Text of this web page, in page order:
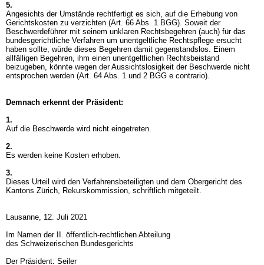
5.
Angesichts der Umstände rechtfertigt es sich, auf die Erhebung von
Gerichtskosten zu verzichten (Art. 66 Abs. 1 BGG). Soweit der
Beschwerdeführer mit seinem unklaren Rechtsbegehren (auch) für das
bundesgerichtliche Verfahren um unentgeltliche Rechtspflege ersucht
haben sollte, würde dieses Begehren damit gegenstandslos. Einem
allfälligen Begehren, ihm einen unentgeltlichen Rechtsbeistand
beizugeben, könnte wegen der Aussichtslosigkeit der Beschwerde nicht
entsprochen werden (Art. 64 Abs. 1 und 2 BGG e contrario).
Demnach erkennt der Präsident:
1.
Auf die Beschwerde wird nicht eingetreten.
2.
Es werden keine Kosten erhoben.
3.
Dieses Urteil wird den Verfahrensbeteiligten und dem Obergericht des
Kantons Zürich, Rekurskommission, schriftlich mitgeteilt.
Lausanne, 12. Juli 2021
Im Namen der II. öffentlich-rechtlichen Abteilung
des Schweizerischen Bundesgerichts
Der Präsident: Seiler